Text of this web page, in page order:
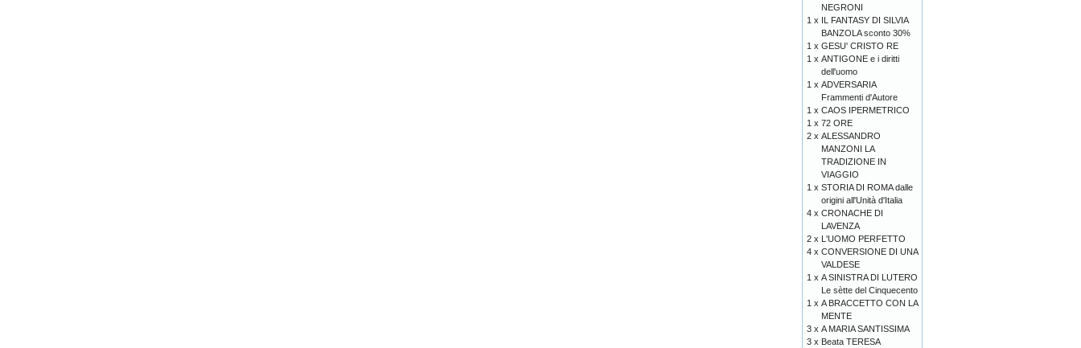
NEGRONI
1 x IL FANTASY DI SILVIA
BANZOLA sconto 30%
1 x GESU' CRISTO RE
1 x ANTIGONE e i diritti
dell'uomo
1 x ADVERSARIA
Frammenti d'Autore
1 x CAOS IPERMETRICO
1 x 72 ORE
2 x ALESSANDRO
MANZONI LA
TRADIZIONE IN
VIAGGIO
1 x STORIA DI ROMA dalle
origini all'Unità d'Italia
4 x CRONACHE DI
LAVENZA
2 x L'UOMO PERFETTO
4 x CONVERSIONE DI UNA
VALDESE
1 x A SINISTRA DI LUTERO
Le sètte del Cinquecento
1 x A BRACCETTO CON LA
MENTE
3 x A MARIA SANTISSIMA
3 x Beata TERESA